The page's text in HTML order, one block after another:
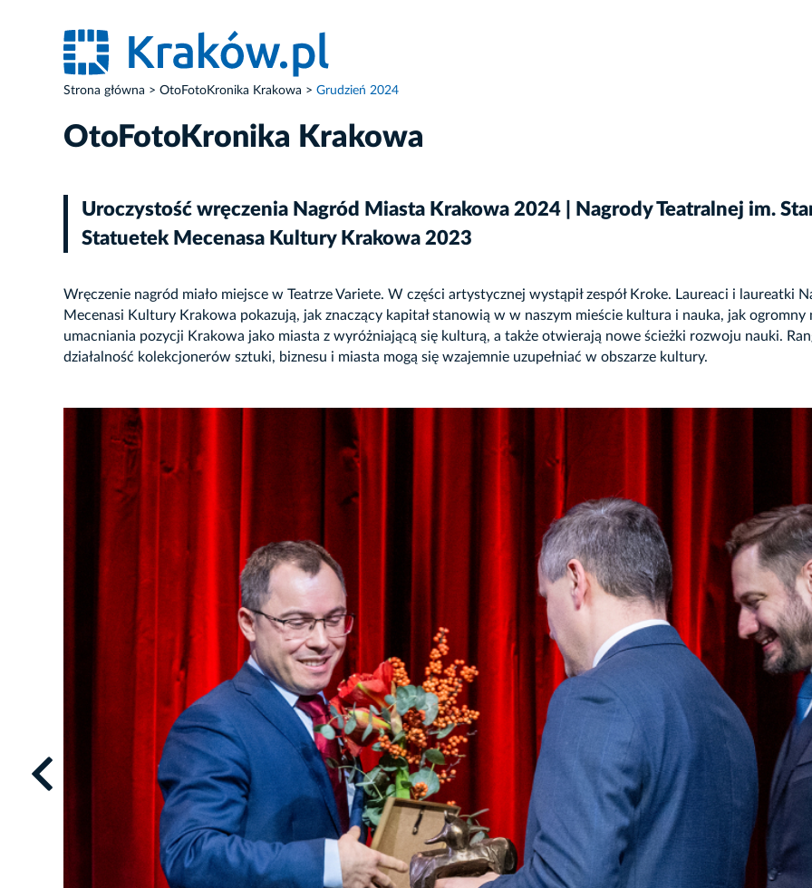
Strona główna OtoFotoKronika Krakowa Grudzień 2024
OtoFotoKronika Krakowa
Uroczystość wręczenia Nagród Miasta Krakowa 2024 | Nagrody Teatralnej im.
Statuetek Mecenasa Kultury Krakowa 2023
Wręczenie nagród miało miejsce w Teatrze Variete. W części artystycznej wystąpił zespół Kroke. Laureaci i laureatki
Mecenasi Kultury Krakowa pokazują, jak znaczący kapitał stanowią w w naszym mieście kultura i nauka, jak ogromny
umacniania pozycji Krakowa jako miasta z wyróżniającą się kulturą, a także otwierają nowe ścieżki rozwoju nauki.
działalność kolekcjonerów sztuki, biznesu i miasta mogą się wzajemnie uzupełniać w obszarze kultury.